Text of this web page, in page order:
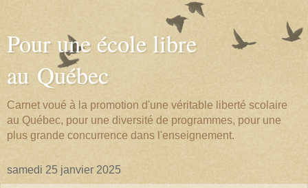
Pour une école libre
au Québec
Carnet voué à la promotion d'une véritable liberté scolaire
au Québec, pour une diversité de programmes, pour une
plus grande concurrence dans l'enseignement.
samedi 25 janvier 2025